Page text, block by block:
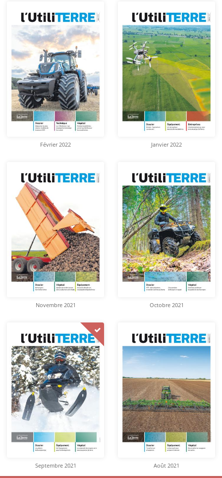
Février 2022 Janvier 2022
Novembre 2021 Octobre 2021
Septembre 2021 Août 2021